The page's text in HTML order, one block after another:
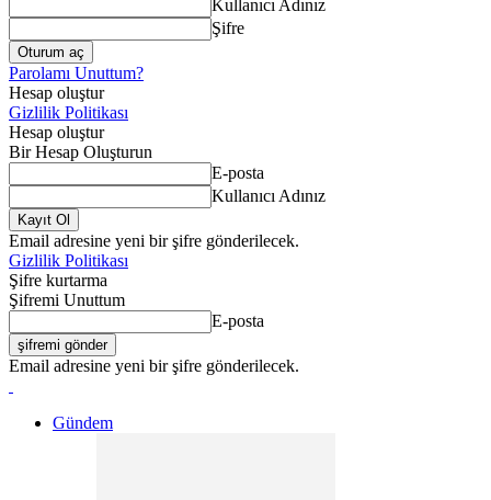
Kullanıcı Adınız
Şifre
Parolamı Unuttum?
Hesap oluştur
Gizlilik Politikası
Hesap oluştur
Bir Hesap Oluşturun
E-posta
Kullanıcı Adınız
Email adresine yeni bir şifre gönderilecek.
Gizlilik Politikası
Şifre kurtarma
Şifremi Unuttum
E-posta
Email adresine yeni bir şifre gönderilecek.
Gündem